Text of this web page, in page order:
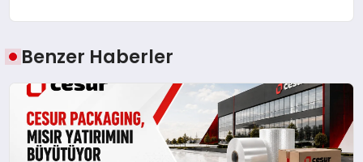
Benzer Haberler